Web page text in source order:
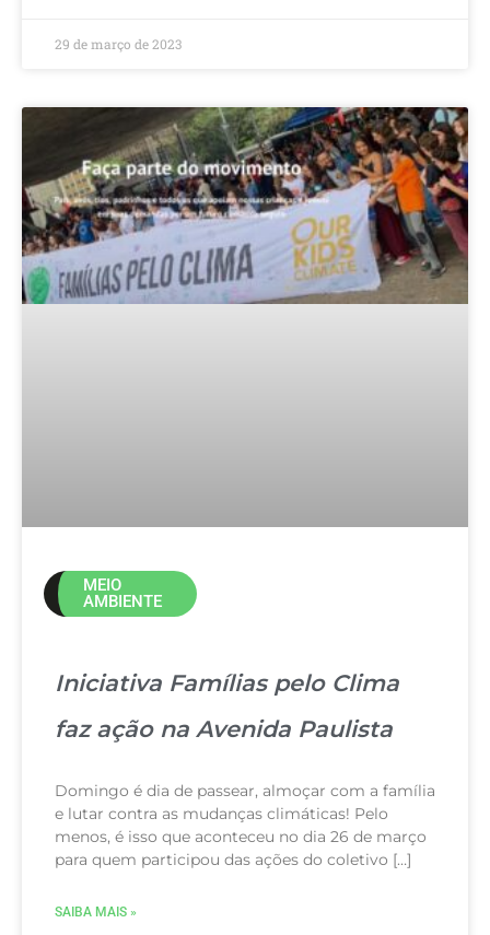
29 de março de 2023
MEIO
AMBIENTE
Iniciativa Famílias pelo Clima
faz ação na Avenida Paulista
Domingo é dia de passear, almoçar com a família
e lutar contra as mudanças climáticas! Pelo
menos, é isso que aconteceu no dia 26 de março
para quem participou das ações do coletivo […]
SAIBA MAIS »